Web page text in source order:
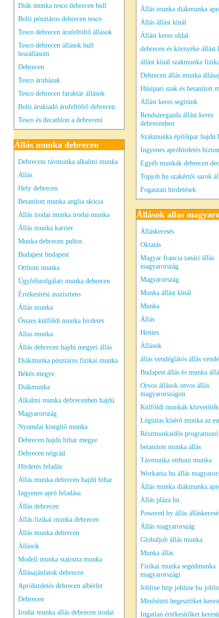
Diák munka tesco debrecen bull
Bolti pénztáros debrecen tesco
Tesco debrecen árufeltöltő állások
Tesco debrecen állások bull
leszállásom
Debrecen
Tesco áruházak
Tesco debrecen faraktár állások
Bolti árukiadó árufeltöltő debrecen
Tesco és decathlon a debreceni
Állás munka debrecen
Debreceni távmunka alkalmi munka
Állás
Hely debrecen
Betanított munka anglia skócia
Állás irodai munka irodai munka
Állás munka karrier
Munka debrecen pultos
Budapest budapest
Otthoni munka
Ügyfélszolgálati munka debrecen
Értékesítési asszisztens
Állás munka
Összes külföldi munka hirdetés
Allas munka
Állás debrecen hajdú megyei állás
Diákmunka pénztáros fizikai munka
Békés megye
Diákmunka
Alkalmi munka debrecenben hajdú
Magyarország
Nyomdai kisegítő munka
Debrecen hajdú bihar megye
Debrecen nógrád
Hirdetés feladás
Állás munka debrecen hajdú bihar
Ingyenes apró feladása
Állás debrecen
Állás fizikai munka debrecen
Állás munka debrecen
Állások
Modell munka statiszta munka
Állásajánlatok debrecen
Apróhirdetés debrecen albérlet
Debrecen
Irodai munka állás debrecen irodai
Állás munka diákmunka
Állás állást kínál
Állást keres oldal
debrecen és környéke állást
állást kínál szakmunka
Debrecen állás munka
Húsipari szak és betanított
Állást keres segítünk
Rendszergazda állást keres
debrecenben
Szakmunka építőipar hajdú
Ingyenes apróhirdetés
Egyéb munkák debrecen
Topjob hu szakértői sarok
Fogaszati hirdetések
Állások allas
Álláskeresés
Oktatás
Magyar francia tanári állás
magyarország
Magyarország
Munka állást kínál
Munka
Állás
Hentes
Állások
állás vendéglátós állás
Budapest állás és munka
Orvos állások orvos állás
magyarországon
Külföldi munkák közvetítők
Légiutas kísérő munka az
Részmunkaidős
betanított munka állás
Távmunka otthoni munka
Workania hu állás
Állás munka diákmunka
Állás pláza hu
Powered by állás
Állás magyarország
Globaljob állás munka
Munka állás
Fizikai munka segédmunka
magyarországi
Jobline http jobline hu
Minősített hegesztőket
Ingatlan értékesítőket